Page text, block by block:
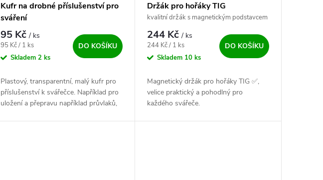
Kufr na drobné příslušenství pro
sváření
95 Kč/ ks
Měrná cena:
95 Kč / 1 ks
Skladem 2 ks
DO KOŠÍKU
Plastový, transparentní, malý kufr pro
příslušenství k svářečce. Například pro
uložení a přepravu například průvlaků,
Držák pro hořáky TIG
kvalitní držák s magnetickým podstavcem
244 Kč/ ks
Měrná cena:
244 Kč / 1 ks
Skladem 10 ks
DO KOŠÍKU
Magnetický držák pro hořáky TIG ✅,
velice praktický a pohodlný pro
každého svářeče.